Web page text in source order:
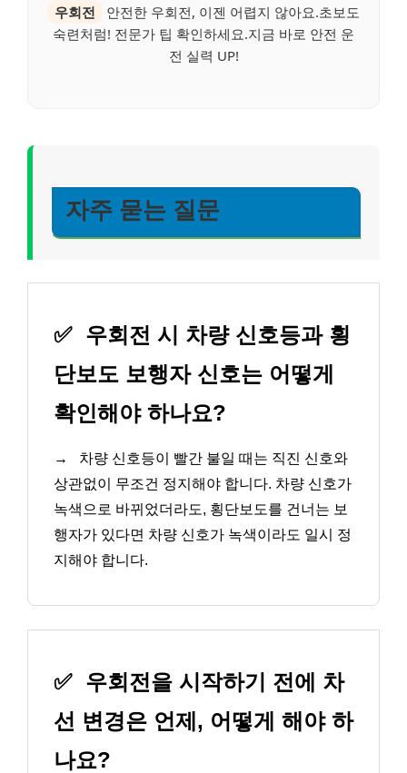
우회전
안전한 우회전, 이젠 어렵지 않아요.초보도
숙련처럼! 전문가 팁 확인하세요.지금 바로 안전 운
전 실력 UP!
자주 묻는 질문
✅ 우회전 시 차량 신호등과 횡
단보도 보행자 신호는 어떻게
확인해야 하나요?
→
차량 신호등이 빨간 불일 때는 직진 신호와
상관없이 무조건 정지해야 합니다. 차량 신호가
녹색으로 바뀌었더라도, 횡단보도를 건너는 보
행자가 있다면 차량 신호가 녹색이라도 일시 정
지해야 합니다.
✅ 우회전을 시작하기 전에 차
선 변경은 언제, 어떻게 해야 하
나요?